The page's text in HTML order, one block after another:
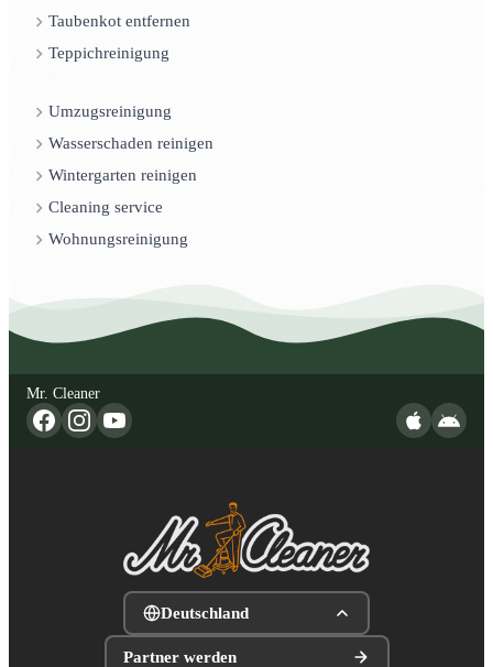
Taubenkot entfernen
Teppichreinigung
Umzugsreinigung
Wasserschaden reinigen
Wintergarten reinigen
Cleaning service
Wohnungsreinigung
Mr. Cleaner
Deutschland
Partner werden